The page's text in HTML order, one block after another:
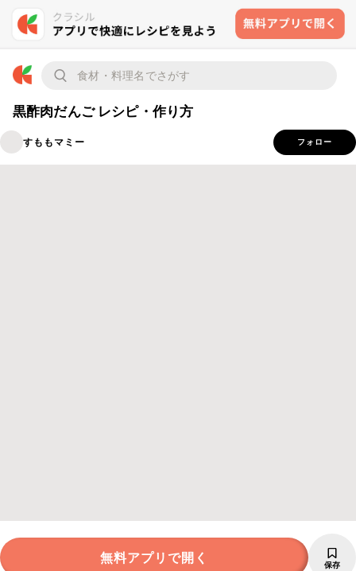
黒酢肉だんご レシピ・作り方
すももマミー フォロー
無料アプリで開く 保存